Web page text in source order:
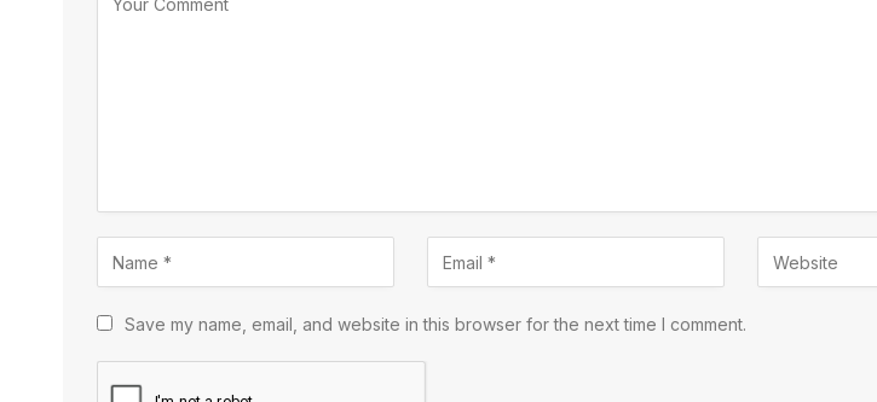
Save my name, email, and website in this browser for the next time I comment.